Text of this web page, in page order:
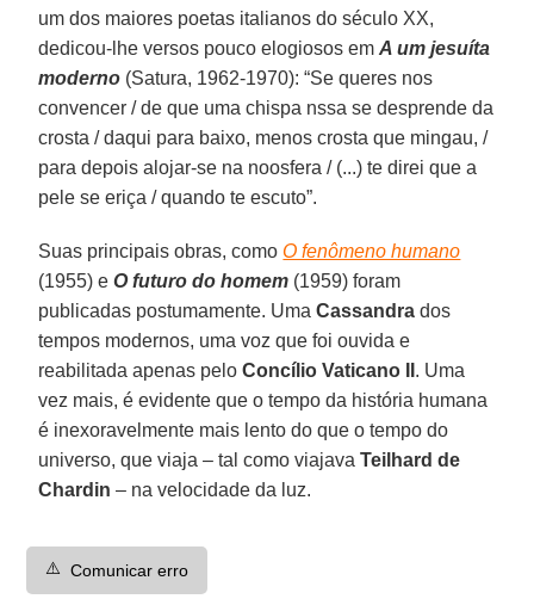
um dos maiores poetas italianos do século XX,
dedicou-lhe versos pouco elogiosos emA um jesuíta
moderno (Satura, 1962-1970): “Se queres nos
convencer / de que uma chispa nssa se desprende da
crosta / daqui para baixo, menos crosta que mingau, /
para depois alojar-se na noosfera / (...) te direi que a
pele se eriça / quando te escuto”.
Suas principais obras, comoO fenômeno humano
(1955) eO futuro do homem (1959) foram
publicadas postumamente. UmaCassandra dos
tempos modernos, uma voz que foi ouvida e
reabilitada apenas peloConcílio Vaticano II . Uma
vez mais, é evidente que o tempo da história humana
é inexoravelmente mais lento do que o tempo do
universo, que viaja – tal como viajavaTeilhard de
Chardin – na velocidade da luz.
⚠️ Comunicar erro